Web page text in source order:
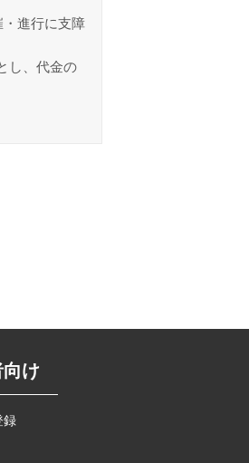
進行に支障
し、代金の
け
録